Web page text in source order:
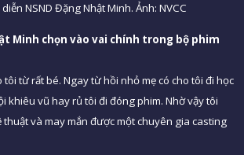
NSND Đặng Nhật Minh. Ảnh: NVCC
Minh chọn vào vai chính trong bộ phim
từ rất bé. Ngay từ hồi nhỏ mẹ có cho tôi đi học
khiêu vũ hay rủ tôi đi đóng phim. Nhờ vậy tôi
và may mắn được một chuyên gia casting